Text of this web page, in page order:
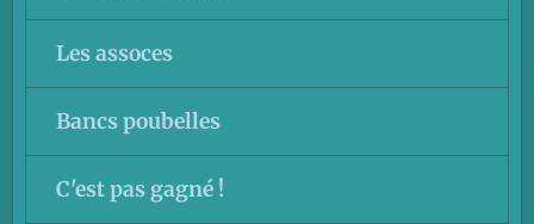
Les assoces
Bancs poubelles
C'est pas gagné !